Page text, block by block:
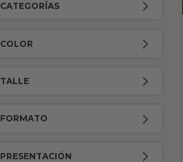
CATEGORÍAS
COLOR
TALLE
FORMATO
PRESENTACIÓN